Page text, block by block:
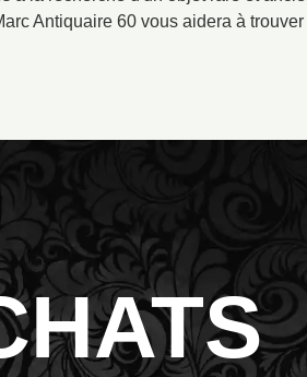
Antiquaire 60 vous aidera à